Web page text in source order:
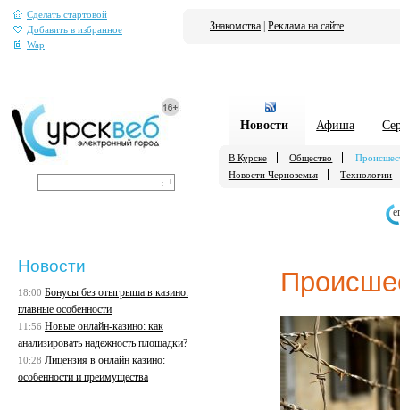
Сделать стартовой
Добавить в избранное
Wap
Знакомства Реклама на сайте
Новости Афиша
В Курске Общество
Новости Черноземья
Технологии
Новости
18:00 Бонусы без отыгрыша в казино:
главные особенности
11:56 Новые онлайн-казино: как
анализировать надежность площадки?
10:28 Лицензия в онлайн казино:
особенности и преимущества